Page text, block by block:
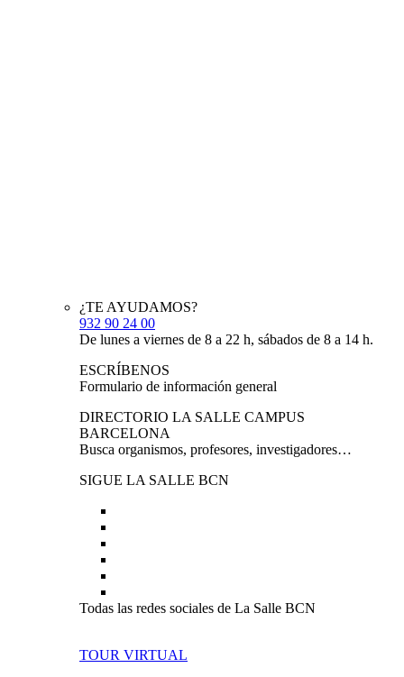
¿TE AYUDAMOS?
932 90 24 00
De lunes a viernes de 8 a 22 h, sábados de 8 a 14 h.
ESCRÍBENOS
Formulario de información general
DIRECTORIO LA SALLE CAMPUS
BARCELONA
Busca organismos, profesores, investigadores…
SIGUE LA SALLE BCN
Todas las redes sociales de La Salle BCN
TOUR VIRTUAL